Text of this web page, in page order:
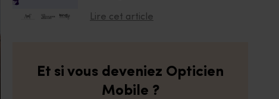
Lire cet article
Et si vous deveniez Opticien
Mobile ?